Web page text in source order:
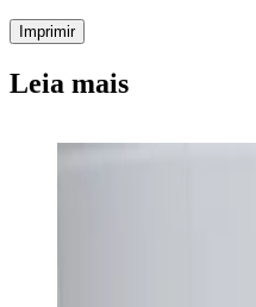
Imprimir
Leia mais